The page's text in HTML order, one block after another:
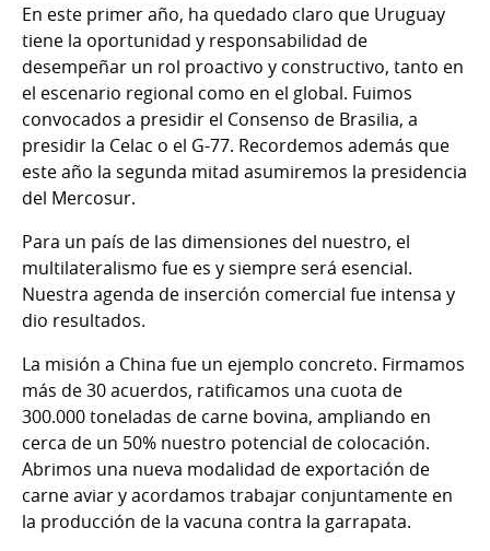
En este primer año, ha quedado claro que Uruguay
tiene la oportunidad y responsabilidad de
desempeñar un rol proactivo y constructivo, tanto en
el escenario regional como en el global. Fuimos
convocados a presidir el Consenso de Brasilia, a
presidir la Celac o el G-77. Recordemos además que
este año la segunda mitad asumiremos la presidencia
del Mercosur.
Para un país de las dimensiones del nuestro, el
multilateralismo fue es y siempre será esencial.
Nuestra agenda de inserción comercial fue intensa y
dio resultados.
La misión a China fue un ejemplo concreto. Firmamos
más de 30 acuerdos, ratificamos una cuota de
300.000 toneladas de carne bovina, ampliando en
cerca de un 50% nuestro potencial de colocación.
Abrimos una nueva modalidad de exportación de
carne aviar y acordamos trabajar conjuntamente en
la producción de la vacuna contra la garrapata.